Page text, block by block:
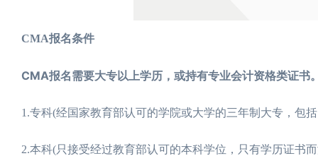
CMA报名条件
CMA报名需要大专以上学历，或持有专业会计资格类证书
1.专科(经国家教育部认可的学院或大学的三年制大专，包
2.本科(只接受经过教育部认可的本科学位，只有学历证书